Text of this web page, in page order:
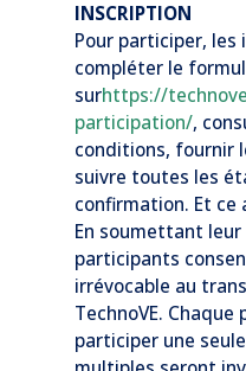
INSCRIPTION
Pour participer,
compléter le
surhttps://
participation/,
conditions, fournir
suivre toutes les
confirmation. Et ce
En soumettant
participants
irrévocable au
TechnoVE.
participer une